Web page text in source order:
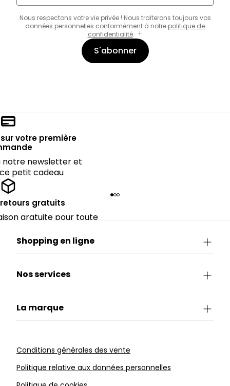
Nous respectons votre vie privée ! Nous traiterons toujours vos
données personnelles conformément à notre politique de
confidentialité.
S'abonner
votre première
notre newsletter et
petit cadeau
gratuits
gratuite pour toute
Shopping en ligne
Nos services
La marque
Conditions générales des vente
Politique relative aux données personnelles